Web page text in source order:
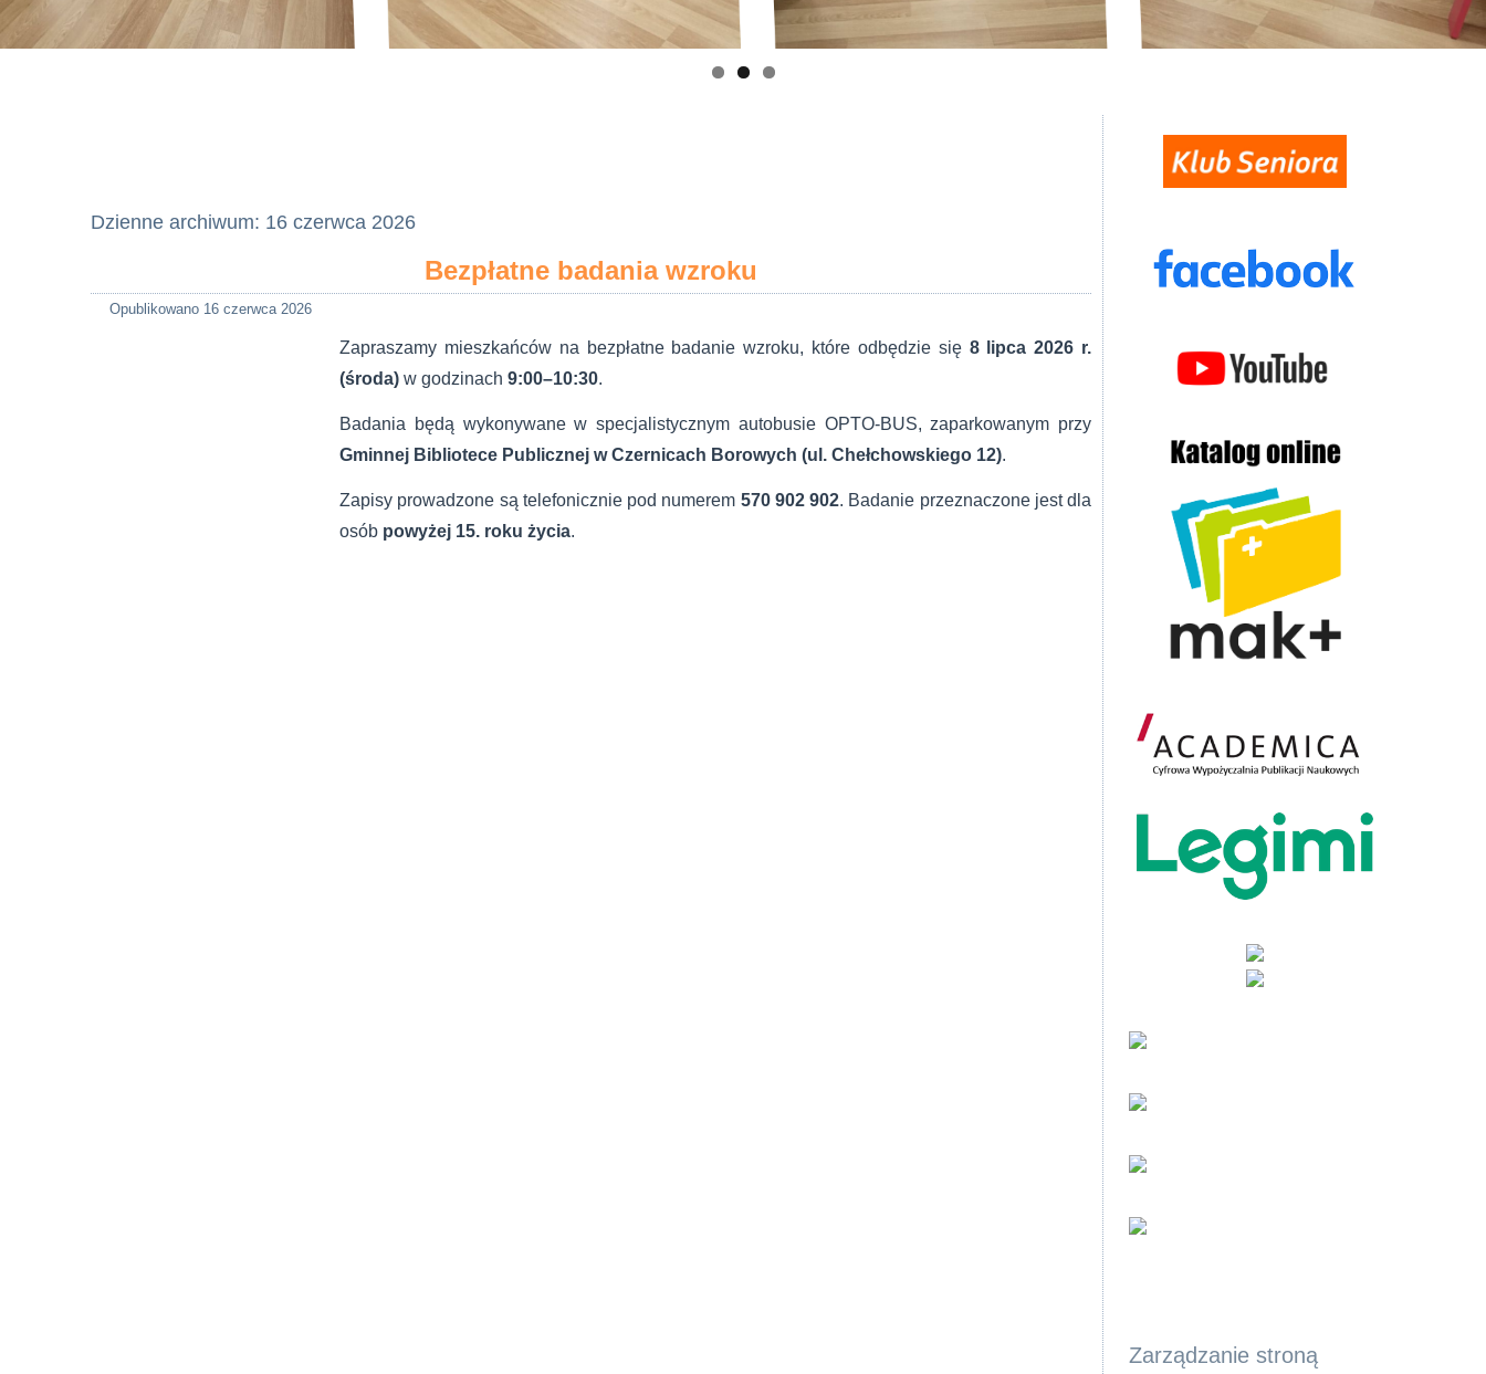
Dzienne archiwum: 16 czerwca 2026
Bezpłatne badania wzroku
Opublikowano 16 czerwca 2026
Zapraszamy mieszkańców na bezpłatne badanie wzroku, które odbędzie się 8 lipca 2026 r.
(środa) w godzinach 9:00–10:30.
Badania będą wykonywane w specjalistycznym autobusie OPTO-BUS, zaparkowanym przy
Gminnej Bibliotece Publicznej w Czernicach Borowych (ul. Chełchowskiego 12).
Zapisy prowadzone są telefonicznie pod numerem 570 902 902. Badanie przeznaczone jest dla
osób powyżej 15. roku życia.
Zarządzanie stroną